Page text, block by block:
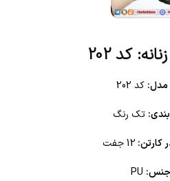
کد 202
مدل: کد 202
تک رنگ
کارتن: 12 جفت